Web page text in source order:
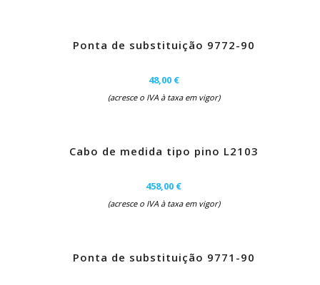
Ponta de substituição 9772-90
48,00 €
(acresce o IVA à taxa em vigor)
Cabo de medida tipo pino L2103
458,00 €
(acresce o IVA à taxa em vigor)
Ponta de substituição 9771-90